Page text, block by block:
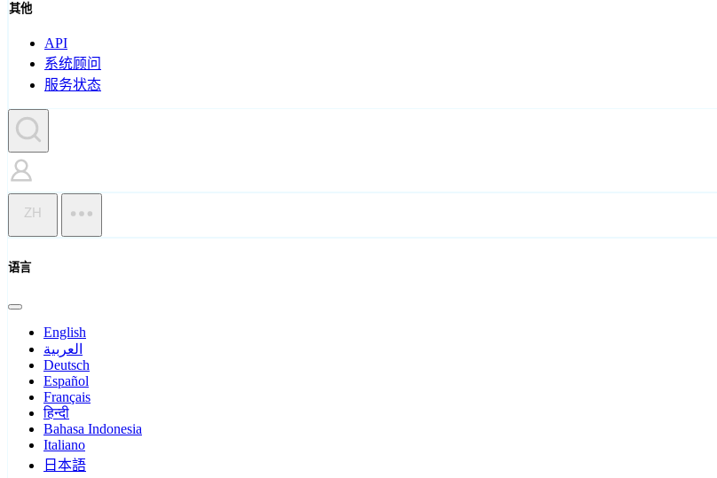
其他
API
系统顾问
服务状态
ZH
语言
English
العربية
Deutsch
Español
Français
हिन्दी
Bahasa Indonesia
Italiano
日本語